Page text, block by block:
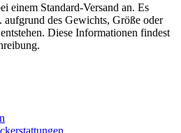
einem Standard-Versand an. Es
des Gewichts, Größe oder
Diese Informationen findest